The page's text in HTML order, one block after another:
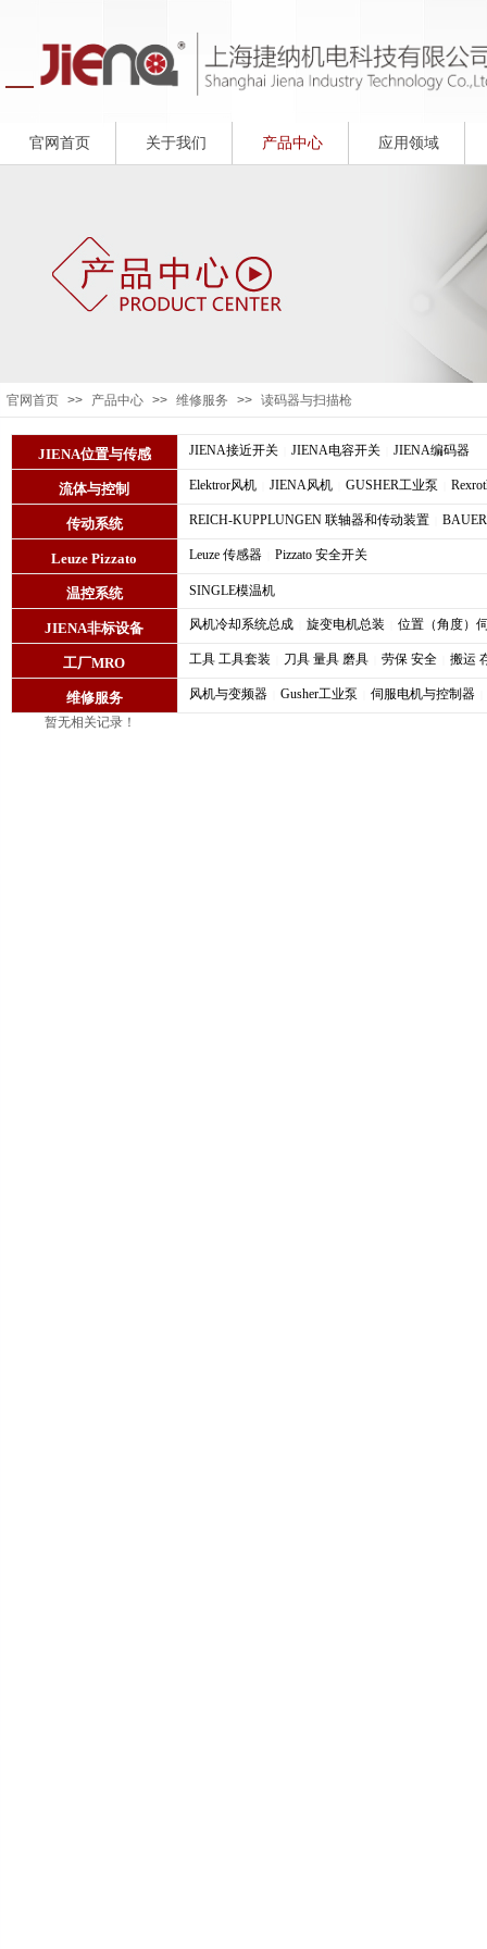
官网首页 关于我们 产品中心 应用领域
官网首页 >> 产品中心 >> 维修服务 >> 读码器与扫描枪
JIENA位置与传感 JIENA接近开关 JIENA电容开关 JIENA编码器
流体与控制 Elektror风机 JIENA风机 GUSHER工业泵
传动系统 REICH-KUPPLUNGEN 联轴器和传动装置
Leuze Pizzato Leuze 传感器 Pizzato 安全开关
温控系统 SINGLE模温机
JIENA非标设备 风机冷却系统总成 旋变电机总装 位置（角度）
工厂MRO 工具 工具套装 刀具 量具 磨具 劳保 安全 搬运
维修服务 风机与变频器 Gusher工业泵 伺服电机与控制器
暂无相关记录！